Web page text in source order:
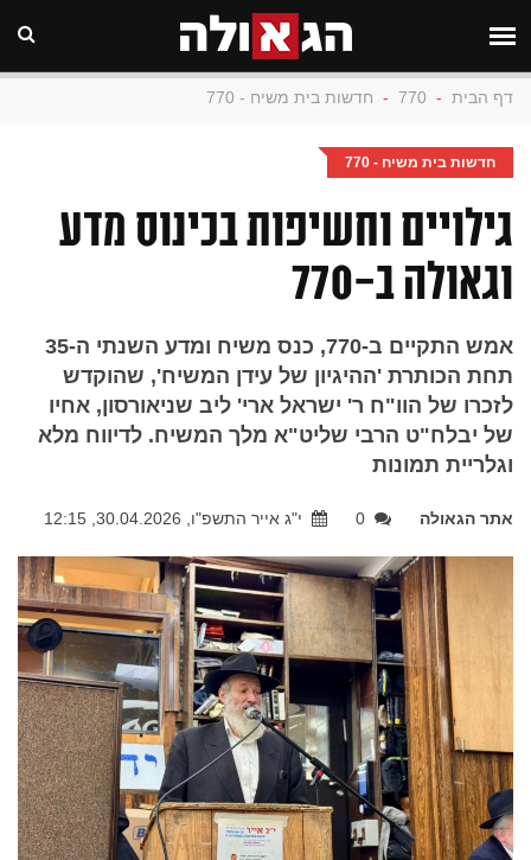
דף הבית -
770
- חדשות בית משיח - 770
חדשות בית משיח - 770
גילויים וחשיפות בכינוס מדע
וגאולה ב-770
אמש התקיים ב-770, כנס משיח ומדע השנתי ה-35
תחת הכותרת 'ההיגיון של עידן המשיח', שהוקדש
לזכרו של הוו"ח ר' ישראל ארי' ליב שניאורסון, אחיו
של יבלח"ט הרבי שליט"א מלך המשיח. לדיווח מלא
וגלריית תמונות
אתר הגאולה 0 י"ג אייר התשפ"ו, 30.04.2026, 12:15